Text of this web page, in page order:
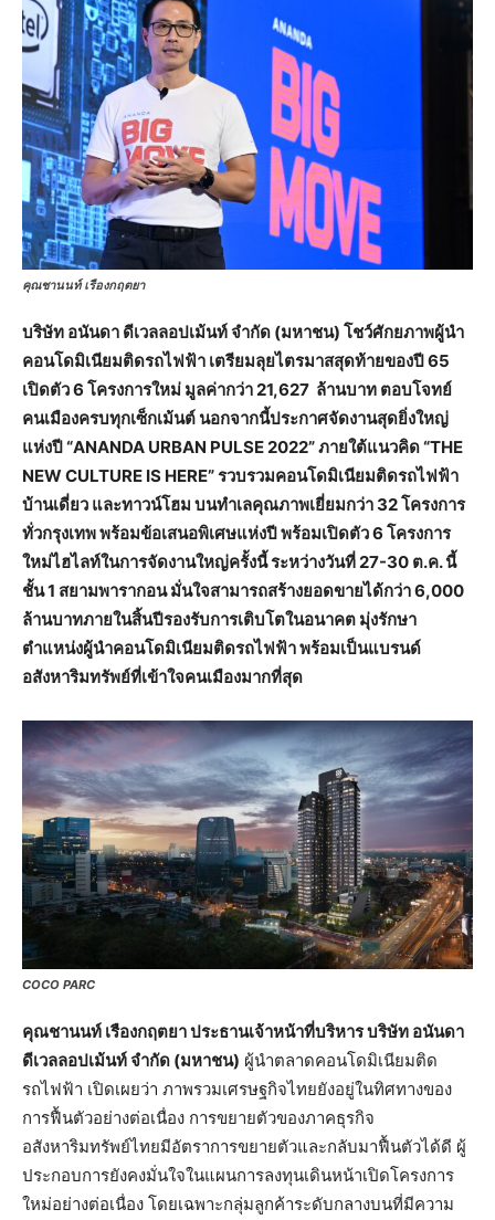
คุณชานนท์ เรืองกฤตยา
บริษัท อนันดา ดีเวลลอปเม้นท์ จำกัด (มหาชน) โชว์ศักยภาพผู้นำ
คอนโดมิเนียมติดรถไฟฟ้า เตรียมลุยไตรมาสสุดท้ายของปี 65
เปิดตัว 6 โครงการใหม่ มูลค่ากว่า 21,627 ล้านบาท ตอบโจทย์
คนเมืองครบทุกเซ็กเม้นต์ นอกจากนี้ประกาศจัดงานสุดยิ่งใหญ่
แห่งปี “ANANDA URBAN PULSE 2022” ภายใต้แนวคิด “THE
NEW CULTURE IS HERE” รวบรวมคอนโดมิเนียมติดรถไฟฟ้า
บ้านเดี่ยว และทาวน์โฮม บนทำเลคุณภาพเยี่ยมกว่า 32 โครงการ
ทั่วกรุงเทพ พร้อมข้อเสนอพิเศษแห่งปี พร้อมเปิดตัว 6 โครงการ
ใหม่ไฮไลท์ในการจัดงานใหญ่ครั้งนี้ ระหว่างวันที่ 27-30 ต.ค. นี้
ชั้น 1 สยามพารากอน มั่นใจสามารถสร้างยอดขายได้กว่า 6,000
ล้านบาทภายในสิ้นปีรองรับการเติบโตในอนาคต มุ่งรักษา
ตำแหน่งผู้นำคอนโดมิเนียมติดรถไฟฟ้า พร้อมเป็นแบรนด์
อสังหาริมทรัพย์ที่เข้าใจคนเมืองมากที่สุด
COCO PARC
คุณชานนท์ เรืองกฤตยา ประธานเจ้าหน้าที่บริหาร บริษัท อนันดา
ดีเวลลอปเม้นท์ จำกัด (มหาชน) ผู้นำตลาดคอนโดมิเนียมติด
รถไฟฟ้า เปิดเผยว่า ภาพรวมเศรษฐกิจไทยยังอยู่ในทิศทางของ
การฟื้นตัวอย่างต่อเนื่อง การขยายตัวของภาคธุรกิจ
อสังหาริมทรัพย์ไทยมีอัตราการขยายตัวและกลับมาฟื้นตัวได้ดี ผู้
ประกอบการยังคงมั่นใจในแผนการลงทุนเดินหน้าเปิดโครงการ
ใหม่อย่างต่อเนื่อง โดยเฉพาะกลุ่มลูกค้าระดับกลางบนที่มีความ